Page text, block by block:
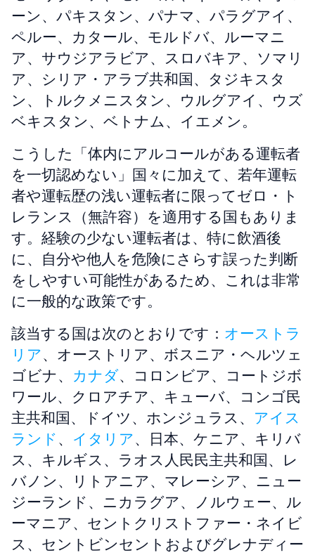
ーン、パキスタン、パナマ、パラグアイ、
ペルー、カタール、モルドバ、ルーマニ
ア、サウジアラビア、スロバキア、ソマリ
ア、シリア・アラブ共和国、タジキスタ
ン、トルクメニスタン、ウルグアイ、ウズ
ベキスタン、ベトナム、イエメン。
こうした「体内にアルコールがある運転者
を一切認めない」国々に加えて、若年運転
者や運転歴の浅い運転者に限ってゼロ・ト
レランス（無許容）を適用する国もありま
す。経験の少ない運転者は、特に飲酒後
に、自分や他人を危険にさらす誤った判断
をしやすい可能性があるため、これは非常
に一般的な政策です。
該当する国は次のとおりです： オーストラ
リア、オーストリア、ボスニア・ヘルツェ
ゴビナ、 カナダ、コロンビア、コートジボ
ワール、クロアチア、キューバ、コンゴ民
主共和国、ドイツ、ホンジュラス、 アイス
ランド 、 イタリア、日本、ケニア、キリバ
ス、キルギス、ラオス人民民主共和国、レ
バノン、リトアニア、マレーシア、ニュー
ジーランド、ニカラグア、ノルウェー、ル
ーマニア、セントクリストファー・ネイビ
ス、セントビンセントおよびグレナディー